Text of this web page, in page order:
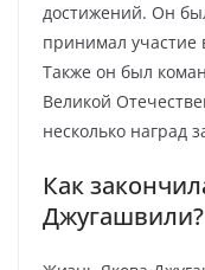
достижений. Он
принимал участие
Также он был
Великой
несколько наград
Как
Джугашвили?